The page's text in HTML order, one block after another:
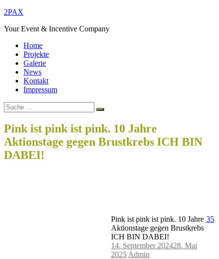
Zum
springen
2PAX
Your Event & Incentive Company
Home
Projekte
Galerie
News
Kontakt
Impressum
Suche
nach:
Suchen
Pink ist pink ist pink. 10 Jahre
Aktionstage gegen Brustkrebs ICH BIN
DABEI!
Pink ist pink ist pink. 10 Jahre
Aktionstage gegen Brustkrebs
ICH BIN DABEI!
14. September 202428. Mai
2025 Admin
35